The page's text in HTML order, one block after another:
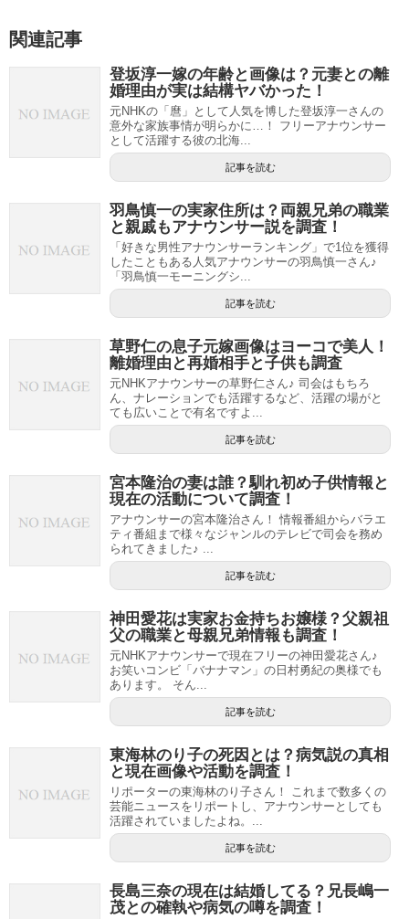
関連記事
登坂淳一嫁の年齢と画像は？元妻との離
婚理由が実は結構ヤバかった！
元NHKの「麿」として人気を博した登坂淳一さんの
意外な家族事情が明らかに…！ フリーアナウンサー
として活躍する彼の北海...
記事を読む
羽鳥慎一の実家住所は？両親兄弟の職業
と親戚もアナウンサー説を調査！
「好きな男性アナウンサーランキング」で1位を獲得
したこともある人気アナウンサーの羽鳥慎一さん♪
「羽鳥慎一モーニングシ...
記事を読む
草野仁の息子元嫁画像はヨーコで美人！
離婚理由と再婚相手と子供も調査
元NHKアナウンサーの草野仁さん♪ 司会はもちろ
ん、ナレーションでも活躍するなど、活躍の場がと
ても広いことで有名ですよ...
記事を読む
宮本隆治の妻は誰？馴れ初め子供情報と
現在の活動について調査！
アナウンサーの宮本隆治さん！ 情報番組からバラエ
ティ番組まで様々なジャンルのテレビで司会を務め
られてきました♪ ...
記事を読む
神田愛花は実家お金持ちお嬢様？父親祖
父の職業と母親兄弟情報も調査！
元NHKアナウンサーで現在フリーの神田愛花さん♪
お笑いコンビ「バナナマン」の日村勇紀の奥様でも
あります。 そん...
記事を読む
東海林のり子の死因とは？病気説の真相
と現在画像や活動を調査！
リポーターの東海林のり子さん！ これまで数多くの
芸能ニュースをリポートし、アナウンサーとしても
活躍されていましたよね。...
記事を読む
長島三奈の現在は結婚してる？兄長嶋一
茂との確執や病気の噂を調査！